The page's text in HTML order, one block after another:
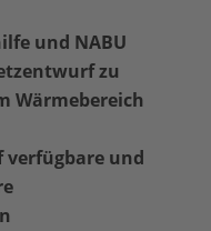
und NABU
zu
Wärmebereich
und